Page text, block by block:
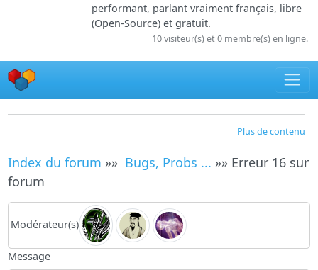
performant, parlant vraiment français, libre
(Open-Source) et gratuit.
10 visiteur(s) et 0 membre(s) en ligne.
Plus de contenu
Index du forum »» Bugs, Probs ... »» Erreur 16 sur
forum
Modérateur(s)
Message